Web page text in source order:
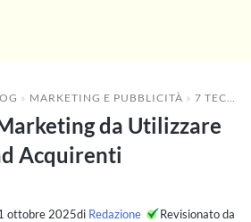
» MARKETING E PUBBLICITÀ » 7 TECNICHE DI MARKETING DA UTILIZZARE PER VENDERE AD ACQUIRENTI ALL'INGROSSO
da Utilizzare
Acquirenti
ottobre 2025di Redazione
Revisionato da